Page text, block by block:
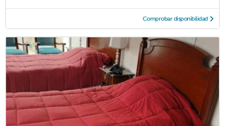
Comprobar disponibilidad